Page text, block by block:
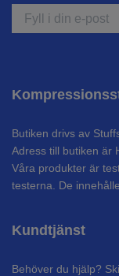
Butiken drivs av
Adress till butiken är
Våra produkter är
testerna. De
Kundtjänst
Behöver du hjälp?